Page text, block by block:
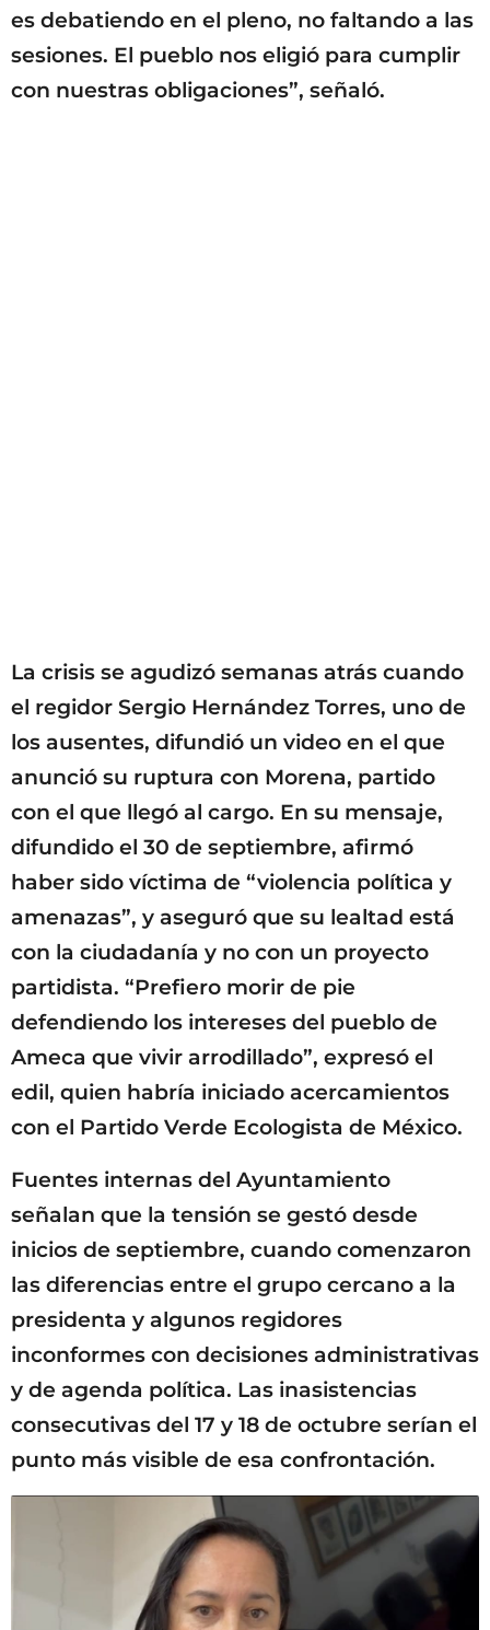
es debatiendo en el pleno, no faltando a las
sesiones. El pueblo nos eligió para cumplir
con nuestras obligaciones”, señaló.
La crisis se agudizó semanas atrás cuando
el regidor Sergio Hernández Torres, uno de
los ausentes, difundió un video en el que
anunció su ruptura con Morena, partido
con el que llegó al cargo. En su mensaje,
difundido el 30 de septiembre, afirmó
haber sido víctima de “violencia política y
amenazas”, y aseguró que su lealtad está
con la ciudadanía y no con un proyecto
partidista. “Prefiero morir de pie
defendiendo los intereses del pueblo de
Ameca que vivir arrodillado”, expresó el
edil, quien habría iniciado acercamientos
con el Partido Verde Ecologista de México.
Fuentes internas del Ayuntamiento
señalan que la tensión se gestó desde
inicios de septiembre, cuando comenzaron
las diferencias entre el grupo cercano a la
presidenta y algunos regidores
inconformes con decisiones administrativas
y de agenda política. Las inasistencias
consecutivas del 17 y 18 de octubre serían el
punto más visible de esa confrontación.